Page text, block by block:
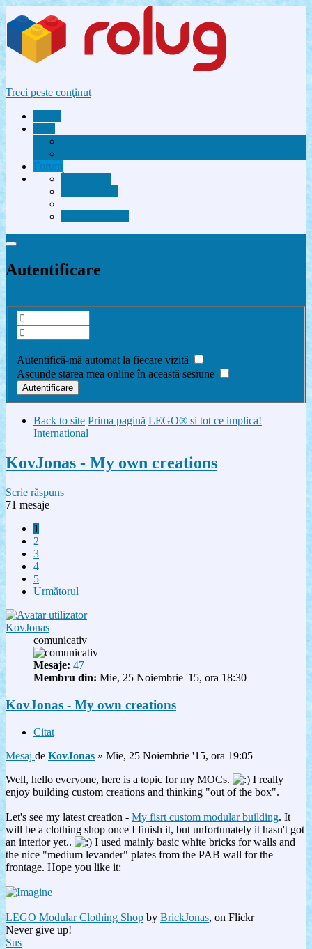
Treci peste conţinut
Forum
Autentificare
Autentifică-mă automat la fiecare vizită
Ascunde starea mea online în această sesiune
Back to site Prima pagină LEGO® si tot ce implica!
International
KovJonas - My own creations
Scrie răspuns
71 mesaje
1
2
3
4
5
Următorul
KovJonas
comunicativ
Mesaje: 47
Membru din: Mie, 25 Noiembrie '15, ora 18:30
KovJonas - My own creations
Citat
Mesaj de KovJonas » Mie, 25 Noiembrie '15, ora 19:05
Well, hello everyone, here is a topic for my MOCs.
I really
enjoy building custom creations and thinking "out of the box".
Let's see my latest creation - My fisrt custom modular building. It
will be a clothing shop once I finish it, but unfortunately it hasn't got
an interior yet..
I used mainly basic white bricks for walls and
the nice "medium levander" plates from the PAB wall for the
frontage. Hope you like it:
LEGO Modular Clothing Shop by BrickJonas, on Flickr
Never give up!
Sus